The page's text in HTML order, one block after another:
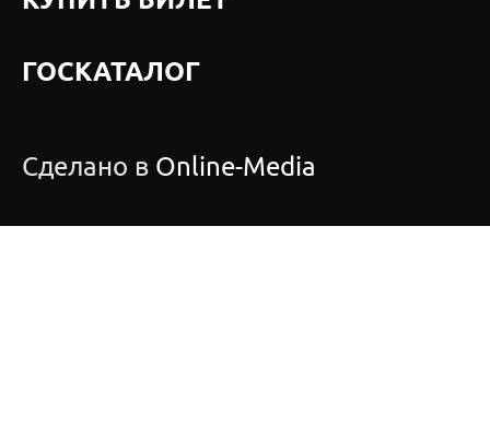
ГОСКАТАЛОГ
Сделано в Online-Media